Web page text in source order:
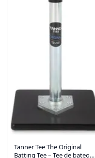
Tanner Tee The Original
Batting Tee – Tee de bateo